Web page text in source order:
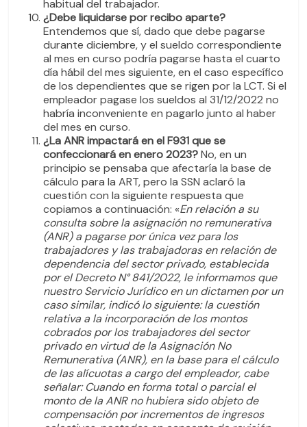
habitual del trabajador.
¿Debe liquidarse por recibo aparte?
Entendemos que sí, dado que debe pagarse
durante diciembre, y el sueldo correspondiente
al mes en curso podría pagarse hasta el cuarto
día hábil del mes siguiente, en el caso específico
de los dependientes que se rigen por la LCT. Si el
empleador pagase los sueldos al 31/12/2022 no
habría inconveniente en pagarlo junto al haber
del mes en curso.
¿La ANR impactará en el F931 que se
confeccionará en enero 2023?No, en un
principio se pensaba que afectaría la base de
cálculo para la ART, pero la SSN aclaró la
cuestión con la siguiente respuesta que
copiamos a continuación: «En relación a su
consulta sobre la asignación no remunerativa
(ANR) a pagarse por única vez para los
trabajadores y las trabajadoras en relación de
dependencia del sector privado, establecida
por el Decreto N° 841/2022, le informamos que
nuestro Servicio Jurídico en un dictamen por un
caso similar, indicó lo siguiente: la cuestión
relativa a la incorporación de los montos
cobrados por los trabajadores del sector
privado en virtud de la Asignación No
Remunerativa (ANR), en la base para el cálculo
de las alícuotas a cargo del empleador, cabe
señalar: Cuando en forma total o parcial el
monto de la ANR no hubiera sido objeto de
compensación por incrementos de ingresos